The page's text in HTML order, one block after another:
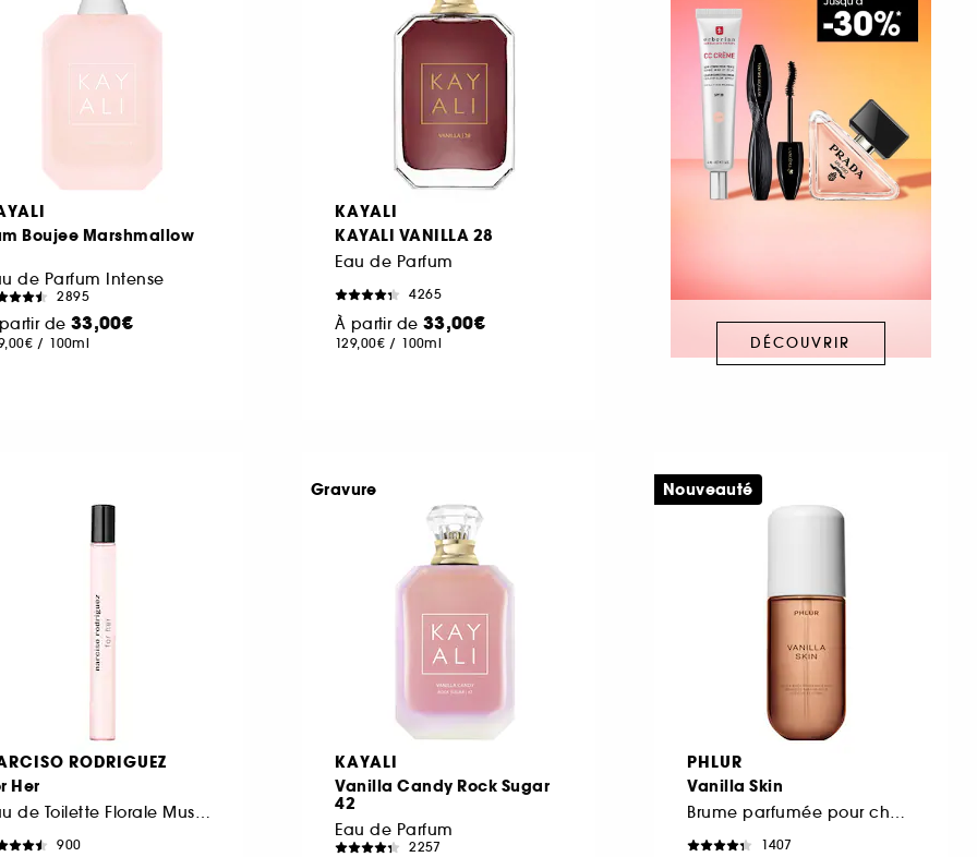
Boujee Marshmallow
de Parfum Intense
2895
de 33,00€
/ 100ml
KAYALI
KAYALI VANILLA 28
Eau de Parfum
4265
À partir de 33,00€
129,00€ / 100ml DÉCOUVRIR
RODRIGUEZ
Her
900
KAYALI
Vanilla Candy Rock Sugar
42
Eau de Parfum
2257
Gravure
PHLUR
Vanilla Skin
1407
Nouveauté